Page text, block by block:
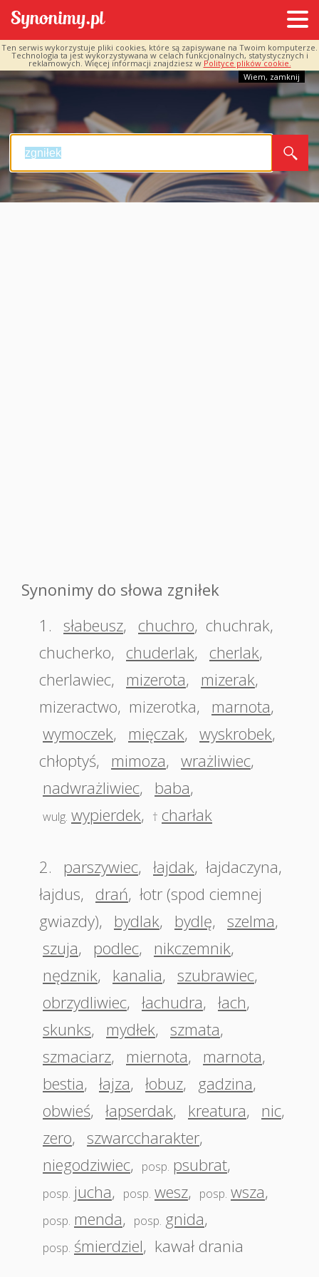
Ten serwis wykorzystuje pliki cookies, które są zapisywane na Twoim komputerze.
Technologia ta jest wykorzystywana w celach funkcjonalnych, statystycznych i
reklamowych. Więcej informacji znajdziesz w Polityce plików cookie.
Wiem, zamknij
Synonimy do słowa zgniłek
1.
słabeusz, chuchro, chuchrak,
chucherko, chuderlak, cherlak,
cherlawiec, mizerota, mizerak,
mizeractwo, mizerotka, marnota,
wymoczek, mięczak, wyskrobek,
chłoptyś, mimoza, wrażliwiec,
nadwrażliwiec, baba,
wulg. wypierdek, † charłak
2. parszywiec, łajdak, łajdaczyna,
łajdus, drań, łotr (spod ciemnej
gwiazdy), bydlak, bydlę, szelma,
szuja, podlec, nikczemnik,
nędznik, kanalia, szubrawiec,
obrzydliwiec, łachudra, łach,
skunks, mydłek, szmata,
szmaciarz, miernota, marnota,
bestia, łajza, łobuz, gadzina,
obwieś, łapserdak, kreatura, nic,
zero, szwarccharakter,
niegodziwiec, posp. psubrat,
posp. jucha, posp. wesz, posp. wsza,
posp. menda, posp. gnida,
posp. śmierdziel, kawał drania